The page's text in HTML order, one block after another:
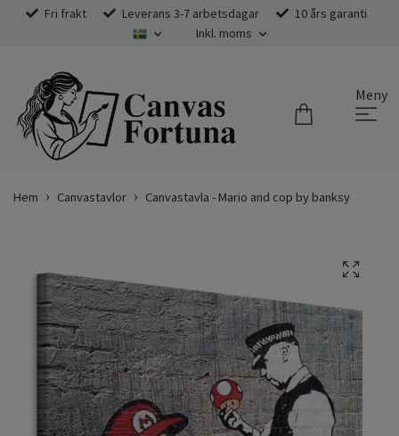
Fri frakt Leverans 3-7 arbetsdagar
10 års garanti
Inkl. moms
Meny
Hem Canvastavlor Canvastavla - Mario and cop by banksy